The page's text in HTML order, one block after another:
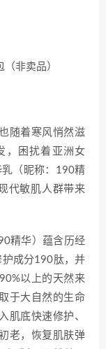
非卖品）
随着寒风悄然滋
，困扰着亚洲女
（昵称：190精
代敏肌人群带来
精华）蕴含历经
成分190肽，并
以上的天然来
于大自然的生命
肌底快速修护、
老，恢复肌肤弹